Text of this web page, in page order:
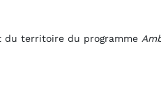
du territoire du programme